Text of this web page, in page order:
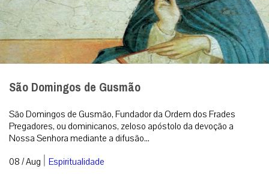
São Domingos de Gusmão
São Domingos de Gusmão, Fundador da Ordem dos Frades
Pregadores, ou dominicanos, zeloso apóstolo da devoção a
Nossa Senhora mediante a difusão...
08 / Aug | Espiritualidade